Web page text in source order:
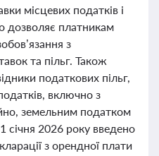
місцевих податків і
дозволяє платникам
з
та пільг. Також
податкових пільг,
включно з
земельним податком
січня 2026 року введено
з орендної плати